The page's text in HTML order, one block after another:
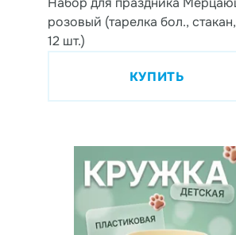
розовый (тарелка бол.,
12 шт.)
КУПИТЬ